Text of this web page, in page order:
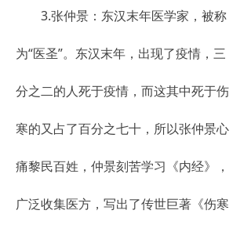
3.张仲景：东汉末年医学家，被称
为“医圣”。东汉末年，出现了疫情，三
分之二的人死于疫情，而这其中死于伤
寒的又占了百分之七十，所以张仲景心
痛黎民百姓，仲景刻苦学习《内经》，
广泛收集医方，写出了传世巨著《伤寒